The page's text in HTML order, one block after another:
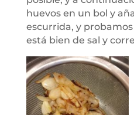
huevos en un bol y
escurrida, y
está bien de sal y